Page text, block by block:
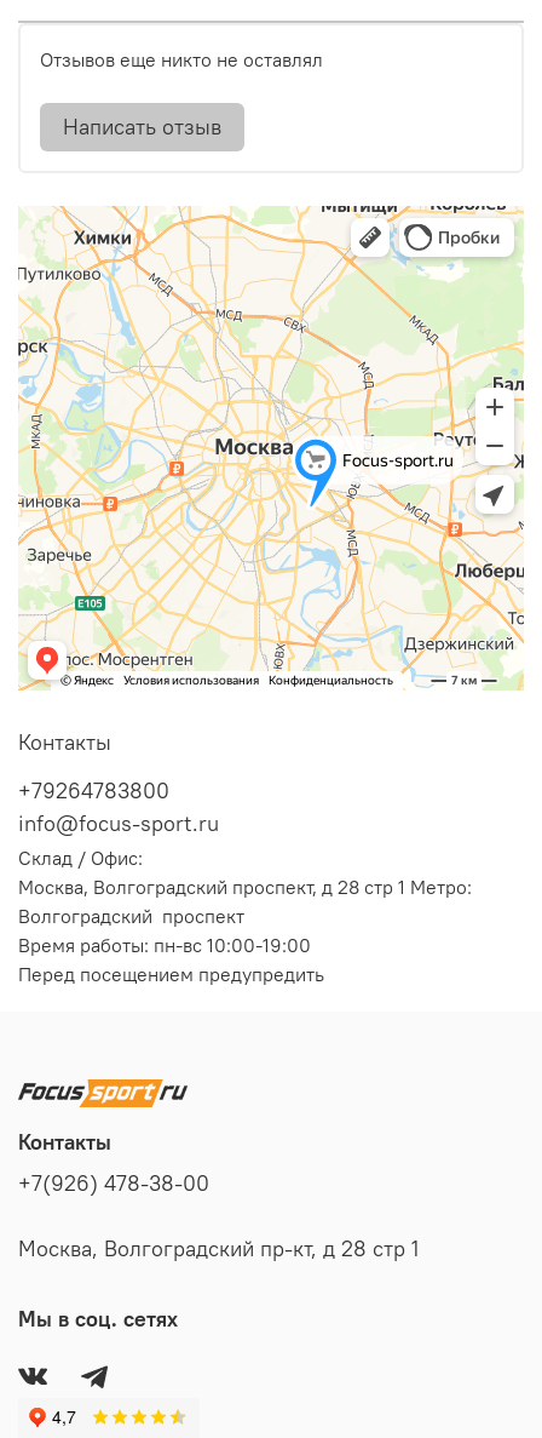
Отзывов еще никто не оставлял
Написать отзыв
Контакты
+79264783800
info@focus-sport.ru
Склад / Офис:
Москва, Волгоградский проспект, д 28 стр 1 Метро:
Волгоградский проспект
Время работы: пн-вс 10:00-19:00
Перед посещением предупредить
Контакты
+7(926) 478-38-00
Москва, Волгоградский пр-кт, д 28 стр 1
Мы в соц. сетях